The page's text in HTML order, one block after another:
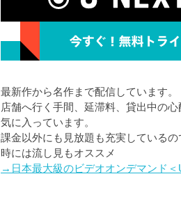
最新作から名作まで配信しています。
店舗へ行く手間、延滞料、貸出中の
気に入っています。
課金以外にも見放題も充実しているの
時には流し見もオススメ
→日本最大級のビデオオンデマンド＜